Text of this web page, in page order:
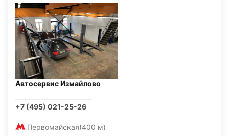
Автосервис Измайлово
+7 (495) 021-25-26
Первомайская(400 м)